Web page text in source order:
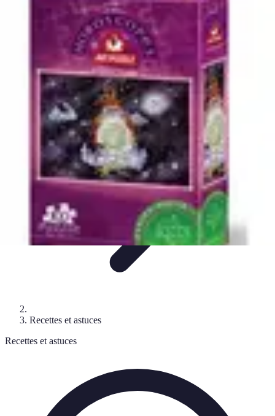
Guide d'achat
Achat et SélectionAchat et conservation
Conseils
Poissons Frais
Recettes et astuces
Recettes et astuces